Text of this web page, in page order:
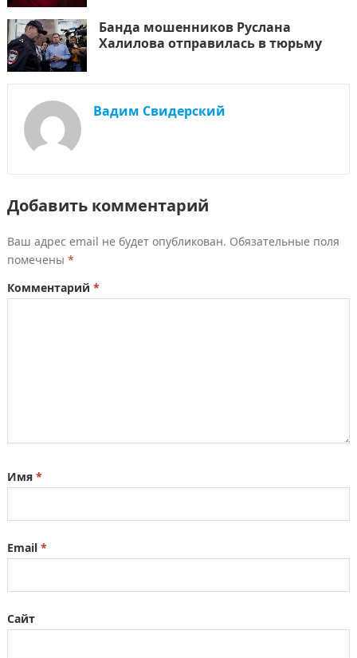
Банда мошенников Руслана
Халилова отправилась в тюрьму
Вадим Свидерский
Добавить комментарий
Ваш адрес email не будет опубликован. Обязательные поля
помечены *
Комментарий *
Имя *
Email *
Сайт